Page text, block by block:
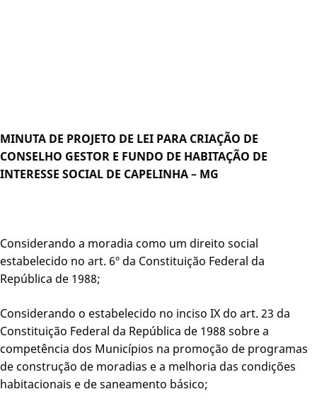
MINUTA DE PROJETO DE LEI PARA CRIAÇÃO DE
CONSELHO GESTOR E FUNDO DE HABITAÇÃO DE
INTERESSE SOCIAL DE CAPELINHA – MG
Considerando a moradia como um direito social
estabelecido no art. 6º da Constituição Federal da
República de 1988;
Considerando o estabelecido no inciso IX do art. 23 da
Constituição Federal da República de 1988 sobre a
competência dos Municípios na promoção de programas
de construção de moradias e a melhoria das condições
habitacionais e de saneamento básico;